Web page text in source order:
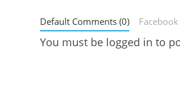
Default Comments (0)
You must be logged in to